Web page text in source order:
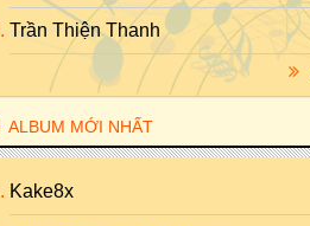
Trần Thiện Thanh
ALBUM MỚI NHẤT
Kake8x